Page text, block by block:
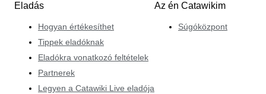
Eladás
Hogyan értékesíthet
Tippek eladóknak
Eladókra vonatkozó feltételek
Partnerek
Legyen a Catawiki Live eladója
Az én Catawikim
Súgóközpont